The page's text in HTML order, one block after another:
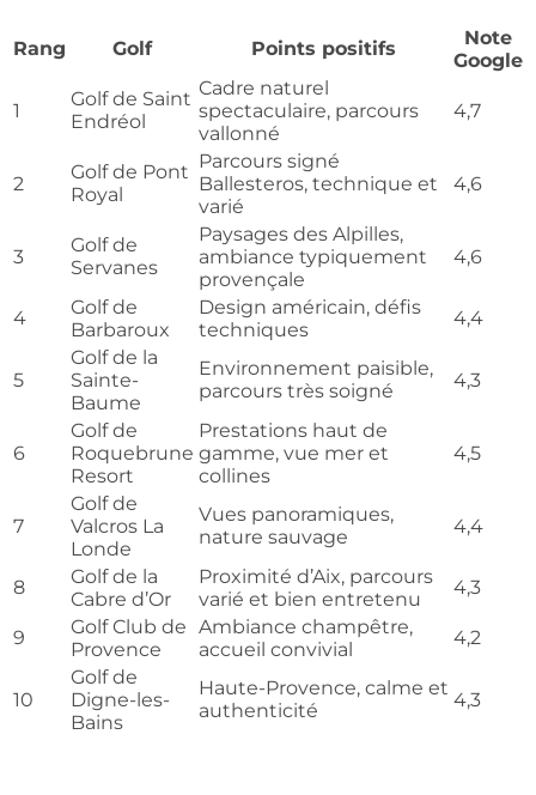
Rang Golf Points positifs
Note
Google
1
Golf de Saint
Endréol
Cadre naturel
spectaculaire, parcours
vallonné
4,7
2
Golf de Pont
Royal
Parcours signé
Ballesteros, technique et
varié
4,6
3
Golf de
Servanes
Paysages des Alpilles,
ambiance typiquement
provençale
4,6
4
Golf de
Barbaroux
Design américain, défis
techniques
4,4
5
Golf de la
Sainte-
Baume
Environnement paisible,
parcours très soigné
4,3
6
Golf de
Roquebrune
Resort
Prestations haut de
gamme, vue mer et
collines
4,5
7
Golf de
Valcros La
Londe
Vues panoramiques,
nature sauvage
4,4
8
Golf de la
Cabre d’Or
Proximité d’Aix, parcours
varié et bien entretenu
4,3
9
Golf Club de
Provence
Ambiance champêtre,
accueil convivial
4,2
10
Golf de
Digne-les-
Bains
Haute-Provence, calme et
authenticité
4,3